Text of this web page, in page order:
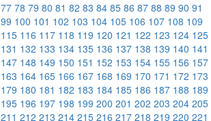
77 78 79 80 81 82 83 84 85 86 87 88 89 90 91
99 100 101 102 103 104 105 106 107 108 109
115 116 117 118 119 120 121 122 123 124 125
131 132 133 134 135 136 137 138 139 140 141
147 148 149 150 151 152 153 154 155 156 157
163 164 165 166 167 168 169 170 171 172 173
179 180 181 182 183 184 185 186 187 188 189
195 196 197 198 199 200 201 202 203 204 205
211 212 213 214 215 216 217 218 219 220 221